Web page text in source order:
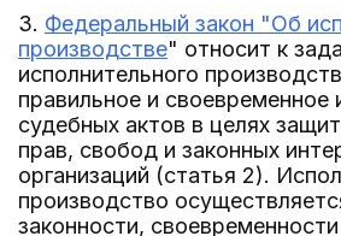
3. Федеральный закон "Об
производстве" относит к
исполнительного
правильное и своевременное
судебных актов в целях
прав, свобод и законных
организаций (статья 2).
производство
законности,